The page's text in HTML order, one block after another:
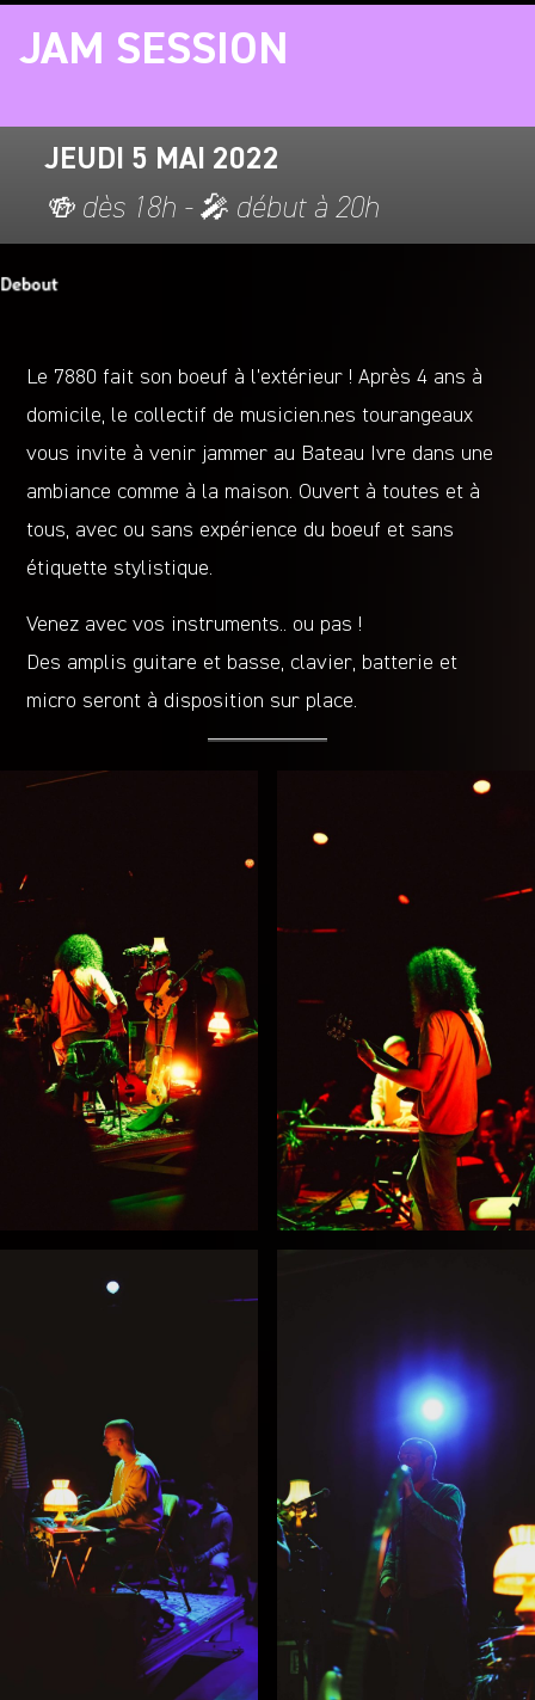
JAM SESSION
JEUDI 5 MAI 2022
🍻 dès 18h - 🎤 début à 20h
Le 7880 fait son boeuf à l’extérieur ! Après 4 ans à
domicile, le collectif de musicien.nes tourangeaux
vous invite à venir jammer au Bateau Ivre dans une
ambiance comme à la maison. Ouvert à toutes et à
tous, avec ou sans expérience du boeuf et sans
étiquette stylistique.
Venez avec vos instruments.. ou pas !
Des amplis guitare et basse, clavier, batterie et
micro seront à disposition sur place.